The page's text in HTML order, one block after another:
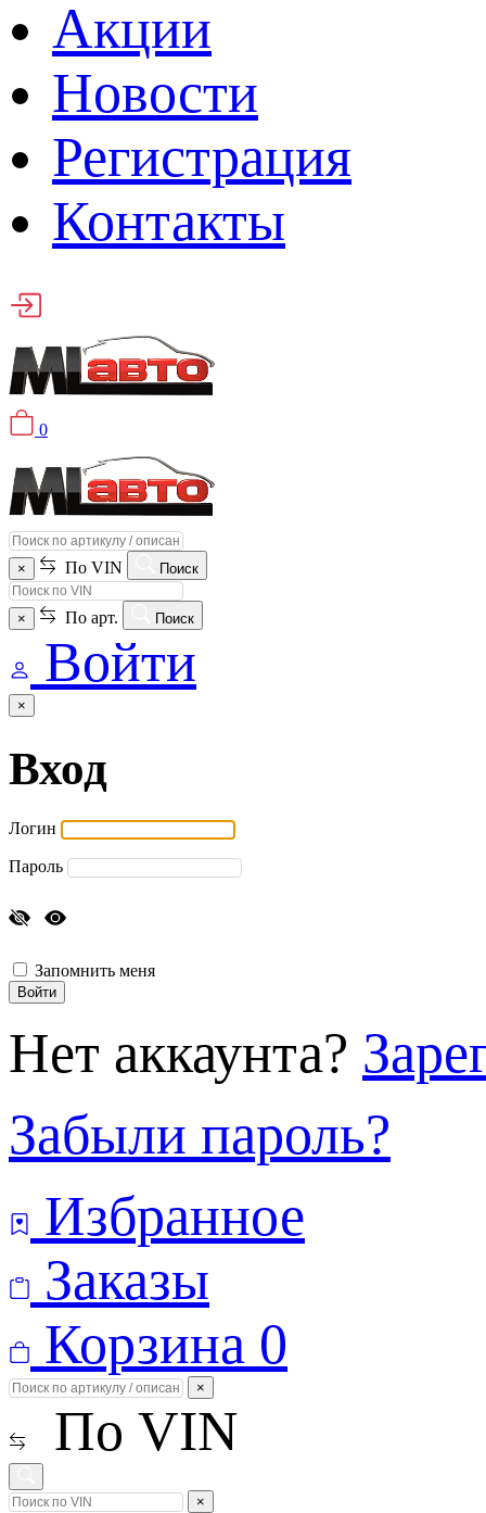
Акции
Новости
Регистрация
Контакты
0
× По VIN Поиск
× По арт. Поиск
Войти
×
Вход
Логин
Пароль
Запомнить меня
Войти
Нет аккаунта?
Забыли пароль?
Избранное
Заказы
Корзина 0
×
По VIN
×